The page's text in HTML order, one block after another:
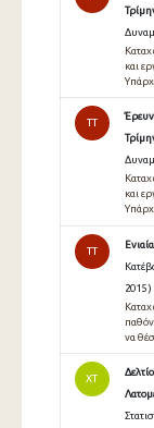
και
TT
και
TT
2015 )
να
ΧΤ